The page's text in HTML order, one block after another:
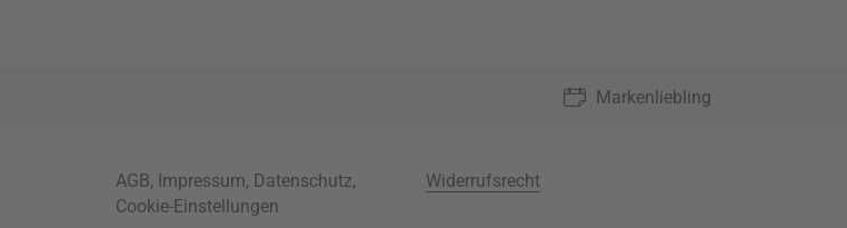
Markenliebling
AGB, Impressum, Datenschutz,
Cookie-Einstellungen
Widerrufsrecht